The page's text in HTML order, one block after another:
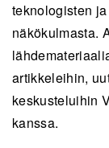
teknologisten
näkökulmasta.
artikkeleihin,
keskusteluihin
kanssa.